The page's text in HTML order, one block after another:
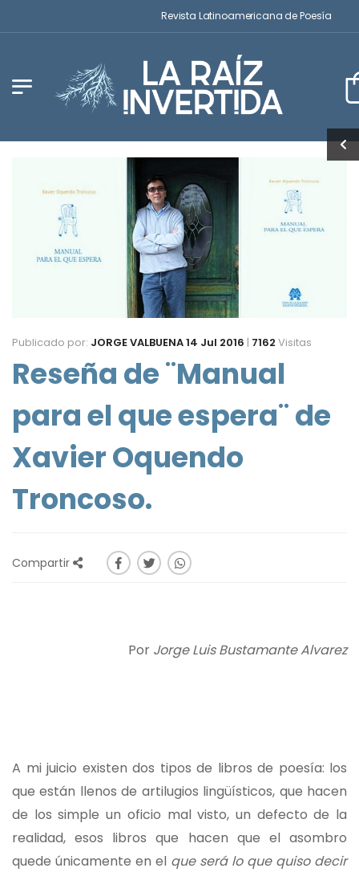
Revista Latinoamericana de Poesía
Publicado por: JORGE VALBUENA14 Jul 2016 | 7162 Visitas
Reseña de ¨Manual
para el que espera¨ de
Xavier Oquendo
Troncoso.
Compartir
Por Jorge Luis Bustamante Alvarez
A mi juicio existen dos tipos de libros de poesía: los
que están llenos de artilugios lingüísticos, que hacen
de los simple un oficio mal visto, un defecto de la
realidad, esos libros que hacen que el asombro
quede únicamente en el que será lo que quiso decir